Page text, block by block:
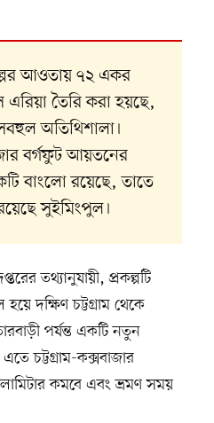
আওতায় ৭২ একর
এরিয়া তৈরি করা হয়ছে,
অতিথিশালা।
বর্গফুট আয়তনের
বাংলো রয়েছে, তাতে
সুইমিংপুল।
তথ্যানুযায়ী, প্রকল্পটি
দক্ষিণ চট্টগ্রাম থেকে
পর্যন্ত একটি নতুন
চট্টগ্রাম-কক্সবাজার
কমবে এবং ভ্রমণ সময়